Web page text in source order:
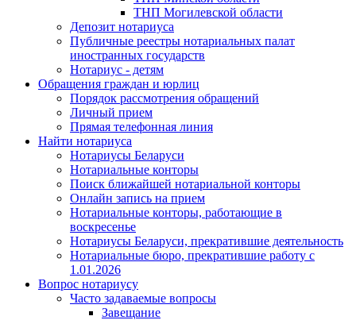
ТНП Могилевской области
Депозит нотариуса
Публичные реестры нотариальных палат
иностранных государств
Нотариус - детям
Обращения граждан и юрлиц
Порядок рассмотрения обращений
Личный прием
Прямая телефонная линия
Найти нотариуса
Нотариусы Беларуси
Нотариальные конторы
Поиск ближайшей нотариальной конторы
Онлайн запись на прием
Нотариальные конторы, работающие в
воскресенье
Нотариусы Беларуси, прекратившие деятельность
Нотариальные бюро, прекратившие работу с
1.01.2026
Вопрос нотариусу
Часто задаваемые вопросы
Завещание